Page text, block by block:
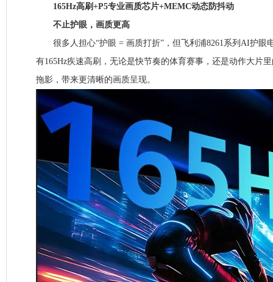
165Hz高刷+P5专业画质芯片+MEMC动态防抖动
不止护眼，画质更高
很多人担心“护眼 = 画质打折”，但飞利浦8261系列AI护眼
有165Hz疾速高刷，无论是快节奏的体育赛事，还是动作大片
拖影，带来更清晰的画质呈现。